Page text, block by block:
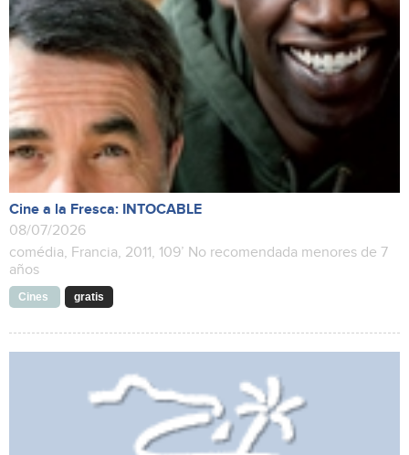
Cine a la Fresca: INTOCABLE
08/07/2026
comédia, Francia, 2011, 109’ No recomendada menores de 7
años
Cines gratis